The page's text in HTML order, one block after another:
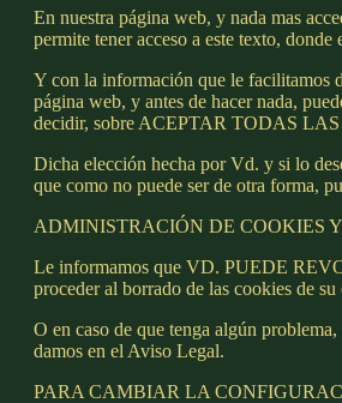
En nuestra página web, y nada mas
permite tener acceso a este texto,
Y con la información que le facilitamos
página web, y antes de hacer nada,
decidir, sobre ACEPTAR TODAS
Dicha elección hecha por Vd. y si lo
que como no puede ser de otra forma,
ADMINISTRACIÓN DE COOKIES
Le informamos que VD. PUEDE
proceder al borrado de las cookies de
O en caso de que tenga algún
damos en el Aviso Legal.
PARA CAMBIAR LA